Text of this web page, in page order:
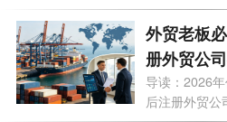
外贸老板
册外贸公
司代理记
导读：2026
后注册外贸